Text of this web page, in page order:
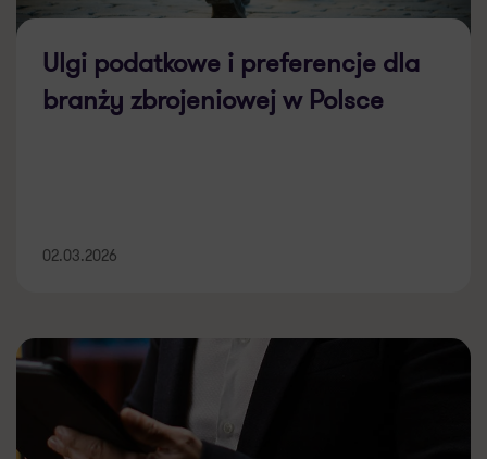
Ulgi podatkowe i preferencje dla
branży zbrojeniowej w Polsce
02.03.2026